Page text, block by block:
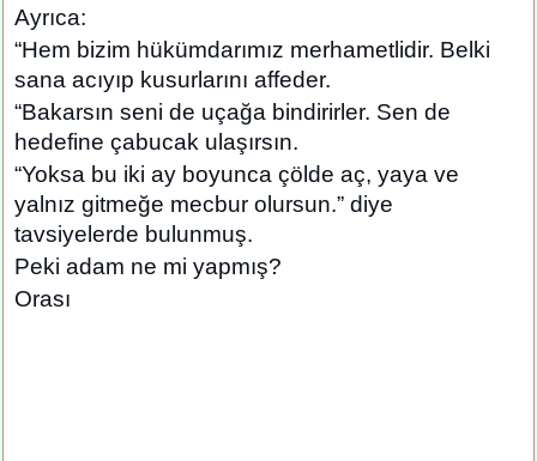
Ayrıca:
“Hem bizim hükümdarımız merhametlidir. Belki
sana acıyıp kusurlarını affeder.
“Bakarsın seni de uçağa bindirirler. Sen de
hedefine çabucak ulaşırsın.
“Yoksa bu iki ay boyunca çölde aç, yaya ve
yalnız gitmeğe mecbur olursun.” diye
tavsiyelerde bulunmuş.
Peki adam ne mi yapmış?
Orası